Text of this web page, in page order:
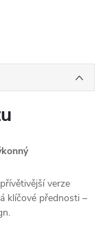
verze
klíčové přednosti –